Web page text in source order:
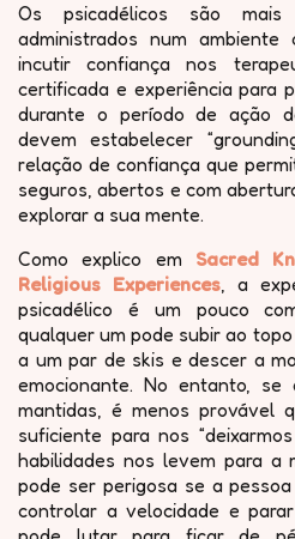
Os psicadélicos são
administrados num ambiente
incutir confiança nos
certificada e experiência para
durante o período de ação
devem estabelecer
relação de confiança que
seguros, abertos e com
explorar a sua mente.
Como explico em Sacred
Religious Experiences, a
psicadélico é um pouco
qualquer um pode subir ao
a um par de skis e descer a
emocionante. No entanto,
mantidas, é menos provável
suficiente para nos
habilidades nos levem para a
pode ser perigosa se a
controlar a velocidade e